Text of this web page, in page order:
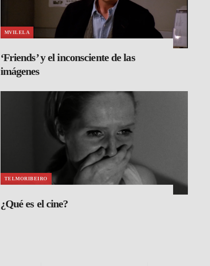
MVILELA
‘Friends’ y el inconsciente de las
imágenes
TELMORIBEIRO
¿Qué es el cine?